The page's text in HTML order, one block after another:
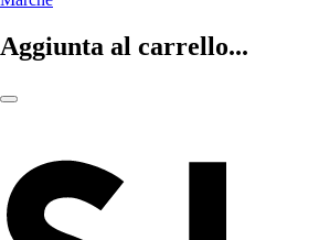
Aggiunta al carrello...